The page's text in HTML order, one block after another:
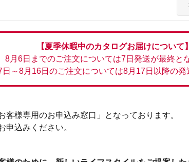
【夏季休暇中のカタログお届けについて】
8月6日までのご注文については7日発送が最終と
日～8月16日のご注文については8月17日以降の発
客様専用のお申込み窓口」となっております。
申込みください。